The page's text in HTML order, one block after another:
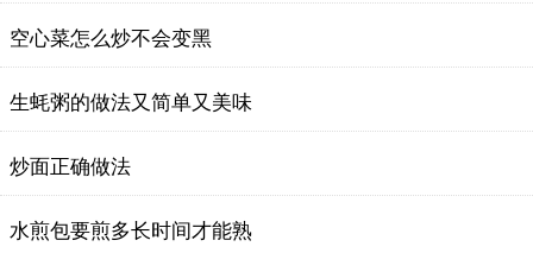
空心菜怎么炒不会变黑
生蚝粥的做法又简单又美味
炒面正确做法
水煎包要煎多长时间才能熟